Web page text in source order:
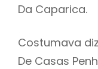
Da Caparica.
Costumava
De Casas